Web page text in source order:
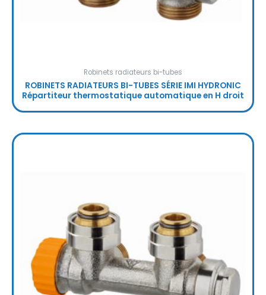
Robinets radiateurs bi-tubes
ROBINETS RADIATEURS BI-TUBES SÉRIE IMI HYDRONIC
Répartiteur thermostatique automatique en H droit